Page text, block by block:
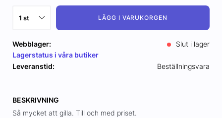
LÄGG I VARUKORGEN
Webblager:
Slut i lager
Lagerstatus i våra butiker
Leveranstid:
Beställningsvara
BESKRIVNING
Så mycket att gilla. Till och med priset.